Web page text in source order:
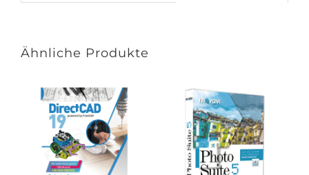
Ähnliche Produkte